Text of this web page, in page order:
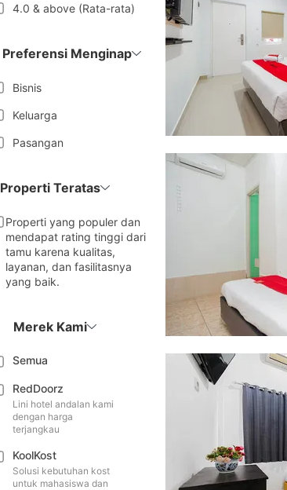
4.0 & above (Rata-rata)
Preferensi Menginap
Bisnis
Keluarga
Pasangan
Properti Teratas
Properti yang populer dan
mendapat rating tinggi dari
tamu karena kualitas,
layanan, dan fasilitasnya
yang baik.
Merek Kami
Semua
RedDoorz
Lini hotel andalan kami
dengan harga
terjangkau
KoolKost
Solusi kebutuhan kost
untuk mahasiswa dan